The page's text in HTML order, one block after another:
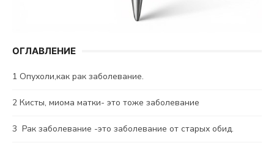
ОГЛАВЛЕНИЕ
1 Опухоли,как рак заболевание.
2 Кисты, миома матки- это тоже заболевание
3 Рак заболевание -это заболевание от старых обид.